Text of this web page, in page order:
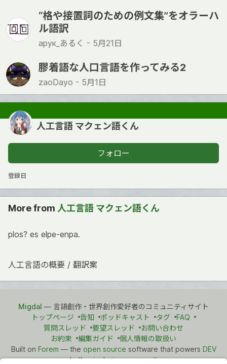
“格や接置詞のための例文集”をオラーハ
ル語訳
арук_あるく - 5月21日
膠着語な人口言語を作ってみる2
zaoDayo - 5月1日
人工言語 マクェン語くん
フォロー
登録日
More from 人工言語 マクェン語くん
plos? es elpe-enpa.
人工言語の概要 / 翻訳案
Migdal — 言語創作・世界創作愛好者のコミュニティサイト
トップページ
告知 ポッドキャスト タグ
FAQ
質問スレッド
要望スレッド
お問い合わせ
お約束
編集ガイド
個人情報の取扱い
Built on Forem — the open source software that powers DEV
and other inclusive communities.